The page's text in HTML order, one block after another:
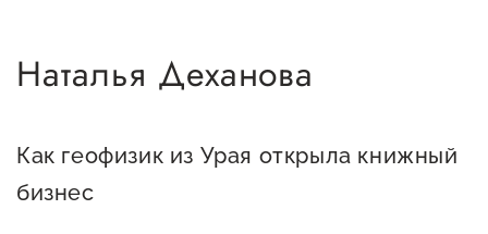
Избранное
Быть в курсе
Истории успеха
Наталья Деханова
Как геофизик из Урая открыла книжный
бизнес